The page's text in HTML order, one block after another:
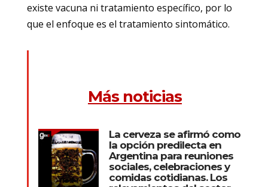
existe vacuna ni tratamiento específico, por lo
que el enfoque es el tratamiento sintomático.
Más noticias
La cerveza se afirmó como
la opción predilecta en
Argentina para reuniones
sociales, celebraciones y
comidas cotidianas. Los